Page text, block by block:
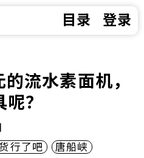
目录 登录
流水素面机，
？
|
行了吧
唐船峡